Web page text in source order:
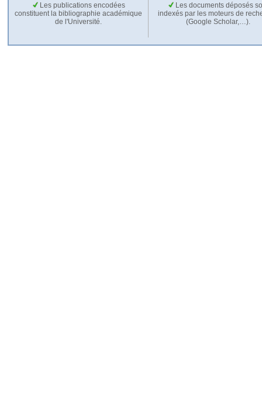
Les publications encodées
constituent la bibliographie académique
de l'Université.
Les documents déposés
indexés par les moteurs de
(Google Scholar,…).